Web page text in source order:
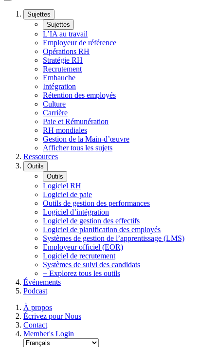
Sujettes
Sujettes
L’IA au travail
Employeur de référence
Opérations RH
Stratégie RH
Recrutement
Embauche
Intégration
Rétention des employés
Culture
Carrière
Paie et Rémunération
RH mondiales
Gestion de la Main-d’œuvre
Afficher tous les sujets
Ressources
Outils
Outils
Logiciel RH
Logiciel de paie
Outils de gestion des performances
Logiciel d’intégration
Logiciel de gestion des effectifs
Logiciel de planification des employés
Systèmes de gestion de l’apprentissage (LMS)
Employeur officiel (EOR)
Logiciel de recrutement
Systèmes de suivi des candidats
+ Explorez tous les outils
Événements
Podcast
À propos
Écrivez pour Nous
Contact
Member's Login